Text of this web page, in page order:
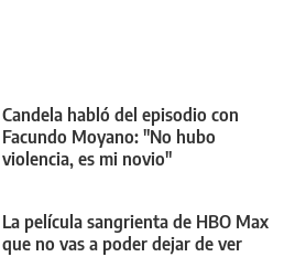
Candela habló del episodio con
Facundo Moyano: "No hubo
violencia, es mi novio"
La película sangrienta de HBO Max
que no vas a poder dejar de ver